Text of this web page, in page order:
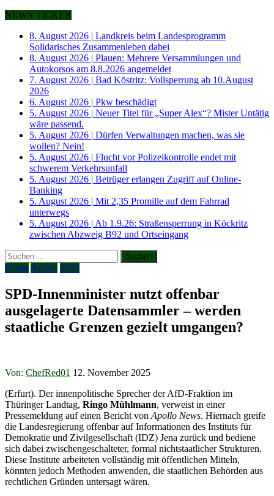
NEWS TICKER
8. August 2026 | Landkreis beim Landesprogramm
Solidarisches Zusammenleben dabei
8. August 2026 | Plauen: Mehrere Versammlungen und
Autokorsos am 8.8.2026 angemeldet
7. August 2026 | Bad Köstritz: Vollsperrung ab 10.August
2026
6. August 2026 | Pkw beschädigt
5. August 2026 | Neuer Titel für „Super Alex“? Mister Untätig
wäre passend.
5. August 2026 | Dürfen Verwaltungen machen, was sie
wollen? Nein!
5. August 2026 | Flucht vor Polizeikontrolle endet mit
schwerem Verkehrsunfall
5. August 2026 | Betrüger erlangen Zugriff auf Online-
Banking
5. August 2026 | Mit 2,35 Promille auf dem Fahrrad
unterwegs
5. August 2026 | Ab 1.9.26: Straßensperrung in Köckritz
zwischen Abzweig B92 und Ortseingang
Suchen
nach:
Home Archiv 2025
SPD-Innenminister nutzt offenbar
ausgelagerte Datensammler – werden
staatliche Grenzen gezielt umgangen?
Von: ChefRed01 12. November 2025
(Erfurt). Der innenpolitische Sprecher der AfD-Fraktion im
Thüringer Landtag, Ringo Mühlmann, verweist in einer
Pressemeldung auf einen Bericht von Apollo News. Hiernach greife
die Landesregierung offenbar auf Informationen des Instituts für
Demokratie und Zivilgesellschaft (IDZ) Jena zurück und bediene
sich dabei zwischengeschalteter, formal nichtstaatlicher Strukturen.
Diese Institute arbeiteten vollständig mit öffentlichen Mitteln,
könnten jedoch Methoden anwenden, die staatlichen Behörden aus
rechtlichen Gründen untersagt wären.